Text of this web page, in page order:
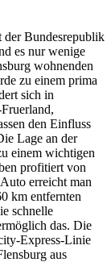
der Bundesrepublik
es nur wenige
wohnenden
zu einem prima
sich in
den Einfluss
Lage an der
einem wichtigen
profitiert von
erreicht man
km entfernten
schnelle
das. Die
Express-Linie
aus